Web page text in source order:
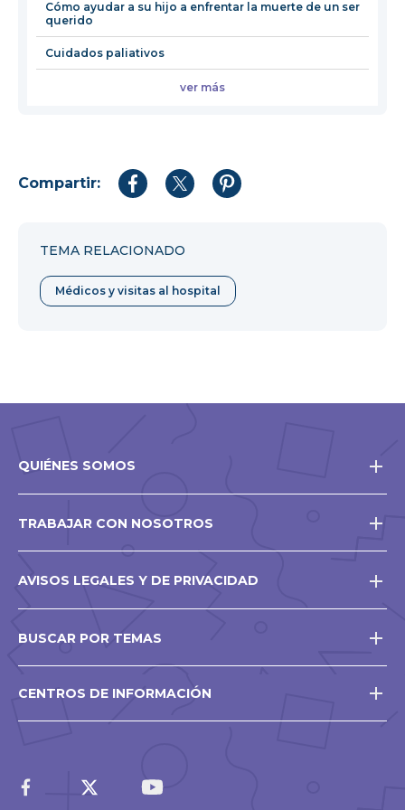
Cómo ayudar a su hijo a enfrentar la muerte de un ser
querido
Cuidados paliativos
ver más
Compartir:
CompartirCompartirCompartir
TEMA RELACIONADO
Médicos y visitas al hospital
QUIÉNES SOMOS
TRABAJAR CON NOSOTROS
AVISOS LEGALES Y DE PRIVACIDAD
BUSCAR POR TEMAS
CENTROS DE INFORMACIÓN